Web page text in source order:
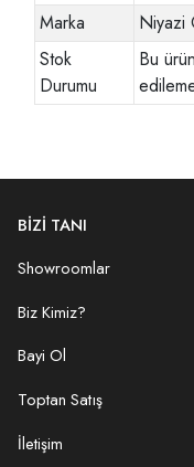
Marka
Niyazi
Stok
Durumu
Bu
BİZİ TANI
Showroomlar
Biz Kimiz?
Bayi Ol
Toptan Satış
İletişim